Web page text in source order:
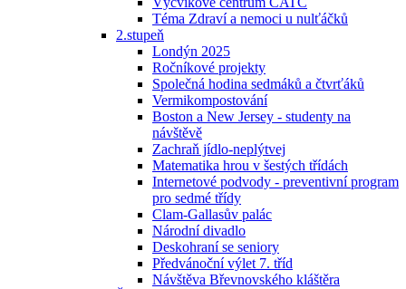
Téma Zdraví a nemoci u nulťáčků
2.stupeň
Londýn 2025
Ročníkové projekty
Společná hodina sedmáků a čtvrťáků
Vermikompostování
Boston a New Jersey - studenty na
návštěvě
Zachraň jídlo-neplýtvej
Matematika hrou v šestých třídách
Internetové podvody - preventivní program
pro sedmé třídy
Clam-Gallasův palác
Národní divadlo
Deskohraní se seniory
Předvánoční výlet 7. tříd
Návštěva Břevnovského kláštěra